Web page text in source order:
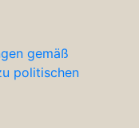
gemäß
politischen